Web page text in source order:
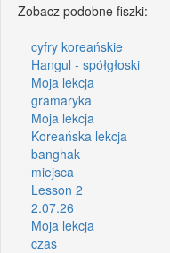
Zobacz podobne fiszki:
cyfry koreańskie
Hangul - spółgłoski
Moja lekcja
gramaryka
Moja lekcja
Koreańska lekcja
banghak
miejsca
Lesson 2
2.07.26
Moja lekcja
czas